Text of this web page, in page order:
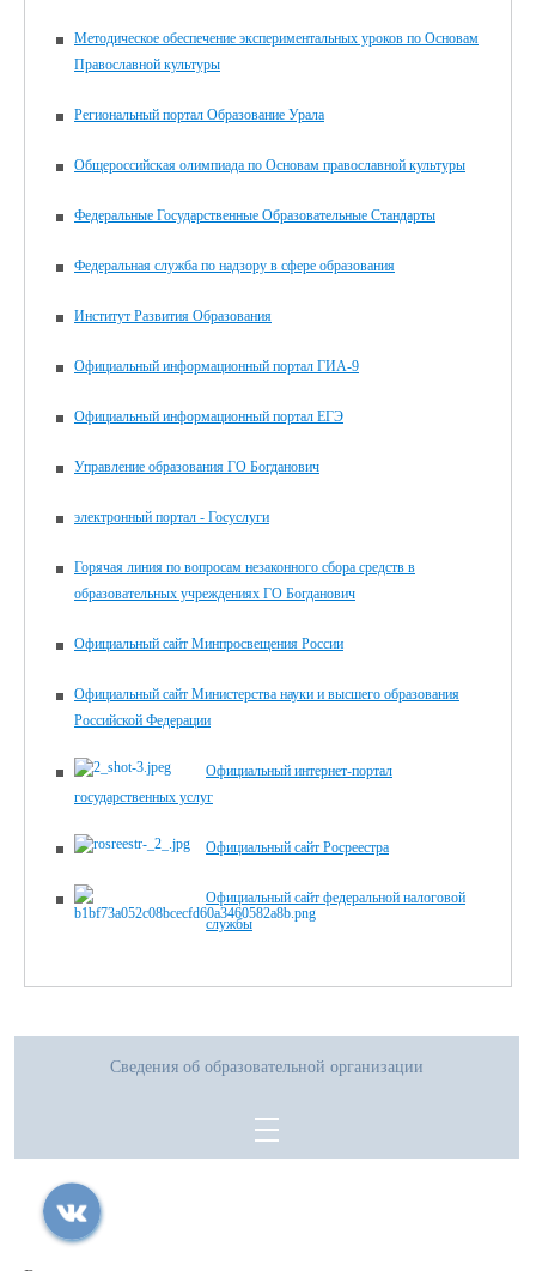
Методическое обеспечение экспериментальных уроков по Основам
Православной культуры
Региональный портал Образование Урала
Общероссийская олимпиада по Основам православной культуры
Федеральные Государственные Образовательные Стандарты
Федеральная служба по надзору в сфере образования
Институт Развития Образования
Официальный информационный портал ГИА-9
Официальный информационный портал ЕГЭ
Управление образования ГО Богданович
электронный портал - Госуслуги
Горячая линия по вопросам незаконного сбора средств в
образовательных учреждениях ГО Богданович
Официальный сайт Минпросвещения России
Официальный сайт Министерства науки и высшего образования
Российской Федерации
Официальный интернет-портал
государственных услуг
Официальный сайт Росреестра
Официальный сайт федеральной налоговой
службы
Сведения об образовательной организации